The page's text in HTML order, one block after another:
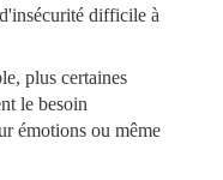
difficile à
plus certaines
le besoin
émotions ou même